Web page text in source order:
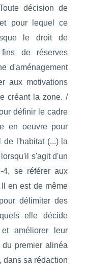
décision de
pour lequel ce
le droit de
de réserves
d'aménagement
aux motivations
créant la zone. /
définir le cadre
en oeuvre pour
de l'habitat (...) la
s'agit d'un
4, se référer aux
en est de même
délimiter des
elle décide
améliorer leur
premier alinéa
dans sa rédaction